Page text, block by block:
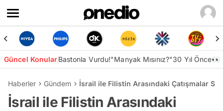
Güncel KonularBastonla Vurdu!"Manyak Mısınız?"30 Yıl Önce👀
Haberler Gündem İsrail ile Filistin Arasındaki Çatışmalar
İsrail ile Filistin Arasındaki